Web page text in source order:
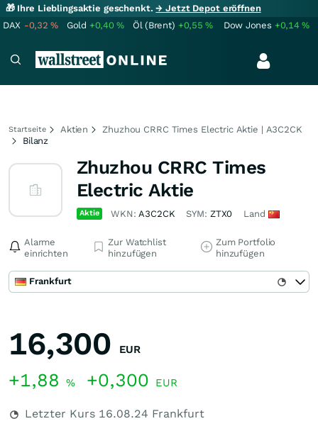
🎁 Ihre Lieblingsaktie geschenkt.→ Jetzt Depot eröffnen
DAX -0,32% Gold +0,40% Öl (Brent) +0,55% Dow Jones +0,14%
Startseite Aktien
Zhuzhou CRRC Times Electric Aktie | A3C2CK
Bilanz
Zhuzhou CRRC Times
Electric Aktie
Aktie WKN:A3C2CK SYM: ZTX0 Land
Alarme
einrichten
Zur Watchlist
hinzufügen
Zum Portfolio
hinzufügen
Frankfurt
16,300 EUR
+1,88 % +0,300 EUR
Letzter Kurs 16.08.24 Frankfurt